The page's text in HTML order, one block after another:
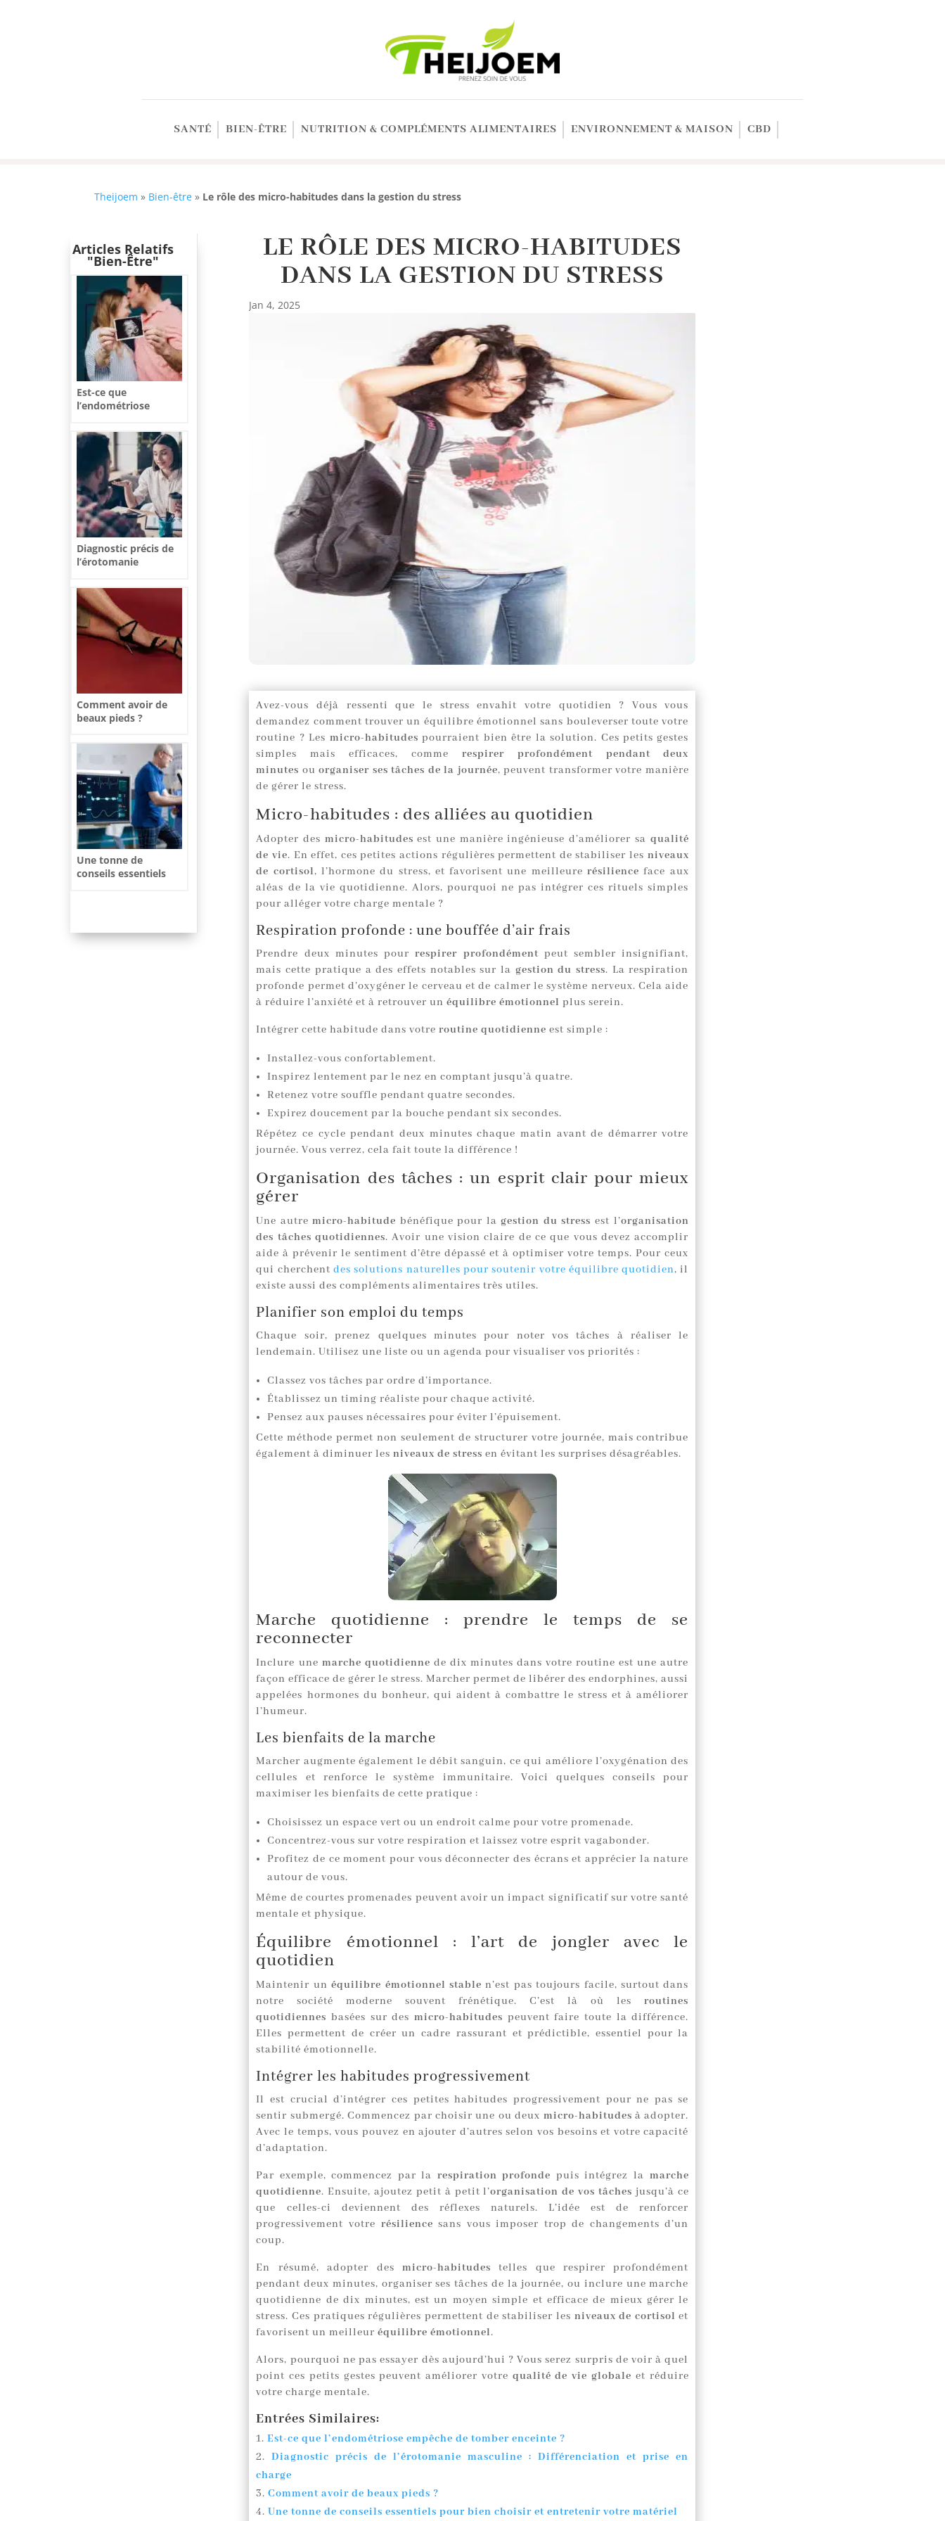
SANTÉ BIEN-ÊTRE NUTRITION & COMPLÉMENTS ALIMENTAIRES ENVIRONNEMENT & MAISON CBD
Theijoem » Bien-être » Le rôle des micro-habitudes dans la gestion du stress
Articles Relatifs
"Bien-Être"
Est-ce que
l’endométriose
enceinte ?
Diagnostic précis de
l’érotomanie
Différenciation et
prise en charge
Comment avoir de
beaux pieds ?
Une tonne de
conseils essentiels
LE RÔLE DES MICRO-HABITUDES
DANS LA GESTION DU STRESS
Jan 4, 2025
Avez-vous déjà ressenti que le stress envahit votre quotidien ? Vous vous
demandez comment trouver un équilibre émotionnel sans bouleverser toute votre
routine ? Les micro-habitudes pourraient bien être la solution. Ces petits gestes
simples mais efficaces, comme respirer profondément pendant deux
minutes ouorganiser ses tâches de la journée, peuvent transformer votre manière
de gérer le stress.
Micro-habitudes : des alliées au quotidien
Adopter des micro-habitudes est une manière ingénieuse d’améliorer sa qualité
de vie. En effet, ces petites actions régulières permettent de stabiliser les niveaux
de cortisol, l’hormone du stress, et favorisent une meilleure résilience face aux
aléas de la vie quotidienne. Alors, pourquoi ne pas intégrer ces rituels simples
pour alléger votre charge mentale ?
Respiration profonde : une bouffée d’air frais
Prendre deux minutes pourrespirer profondémentpeut sembler insignifiant,
mais cette pratique a des effets notables sur la gestion du stress. La respiration
profonde permet d’oxygéner le cerveau et de calmer le système nerveux. Cela aide
à réduire l’anxiété et à retrouver unéquilibre émotionnel plus serein.
Intégrer cette habitude dans votreroutine quotidienne est simple :
Installez-vous confortablement.
Inspirez lentement par le nez en comptant jusqu’à quatre.
Retenez votre souffle pendant quatre secondes.
Expirez doucement par la bouche pendant six secondes.
Répétez ce cycle pendant deux minutes chaque matin avant de démarrer votre
journée. Vous verrez, cela fait toute la différence !
Organisation des tâches : un esprit clair pour mieux
gérer
Une autremicro-habitude bénéfique pour lagestion du stress est l’organisation
des tâches quotidiennes. Avoir une vision claire de ce que vous devez accomplir
aide à prévenir le sentiment d’être dépassé et à optimiser votre temps. Pour ceux
qui cherchentdes solutions naturelles pour soutenir votre équilibre quotidien, il
existe aussi des compléments alimentaires très utiles.
Planifier son emploi du temps
Chaque soir, prenez quelques minutes pour noter vos tâches à réaliser le
lendemain. Utilisez une liste ou un agenda pour visualiser vos priorités :
Classez vos tâches par ordre d’importance.
Établissez un timing réaliste pour chaque activité.
Pensez aux pauses nécessaires pour éviter l’épuisement.
Cette méthode permet non seulement de structurer votre journée, mais contribue
également à diminuer lesniveaux de stress en évitant les surprises désagréables.
Marche quotidienne : prendre le temps de se
reconnecter
Inclure une marche quotidienne de dix minutes dans votre routine est une autre
façon efficace de gérer le stress. Marcher permet de libérer des endorphines, aussi
appelées hormones du bonheur, qui aident à combattre le stress et à améliorer
l’humeur.
Les bienfaits de la marche
Marcher augmente également le débit sanguin, ce qui améliore l’oxygénation des
cellules et renforce le système immunitaire. Voici quelques conseils pour
maximiser les bienfaits de cette pratique :
Choisissez un espace vert ou un endroit calme pour votre promenade.
Concentrez-vous sur votre respiration et laissez votre esprit vagabonder.
Profitez de ce moment pour vous déconnecter des écrans et apprécier la nature
autour de vous.
Même de courtes promenades peuvent avoir un impact significatif sur votre santé
mentale et physique.
Équilibre émotionnel : l’art de jongler avec le
quotidien
Maintenir unéquilibre émotionnel stable n’est pas toujours facile, surtout dans
notre société moderne souvent frénétique. C’est là où lesroutines
quotidiennes basées sur desmicro-habitudes peuvent faire toute la différence.
Elles permettent de créer un cadre rassurant et prédictible, essentiel pour la
stabilité émotionnelle.
Intégrer les habitudes progressivement
Il est crucial d’intégrer ces petites habitudes progressivement pour ne pas se
sentir submergé. Commencez par choisir une ou deux micro-habitudes à adopter.
Avec le temps, vous pouvez en ajouter d’autres selon vos besoins et votre capacité
d’adaptation.
Par exemple, commencez par la respiration profonde puis intégrez la marche
quotidienne. Ensuite, ajoutez petit à petit l’organisation de vos tâches jusqu’à ce
que celles-ci deviennent des réflexes naturels. L’idée est de renforcer
progressivement votre résilience sans vous imposer trop de changements d’un
coup.
En résumé, adopter des micro-habitudes telles que respirer profondément
pendant deux minutes, organiser ses tâches de la journée, ou inclure une marche
quotidienne de dix minutes, est un moyen simple et efficace de mieux gérer le
stress. Ces pratiques régulières permettent de stabiliser les niveaux de cortisol et
favorisent un meilleuréquilibre émotionnel.
Alors, pourquoi ne pas essayer dès aujourd’hui ? Vous serez surpris de voir à quel
point ces petits gestes peuvent améliorer votre qualité de vie globale et réduire
votre charge mentale.
Entrées Similaires:
Est-ce que l’endométriose empêche de tomber enceinte ?
Diagnostic précis de l’érotomanie masculine : Différenciation et prise en
charge
Comment avoir de beaux pieds ?
Une tonne de conseils essentiels pour bien choisir et entretenir votre matériel